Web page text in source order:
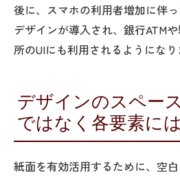
後に、スマホの利用者増加に伴
デザインが導入され、銀行ATM
所のUIにも利用されるようになり
デザインのスペー
ではなく各要素に
紙面を有効活用するために、空